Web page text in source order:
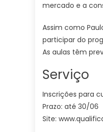
mercado e a
Assim como
participar do
As aulas têm
Serviço
Inscrições para
Prazo: até 30/06
Site: